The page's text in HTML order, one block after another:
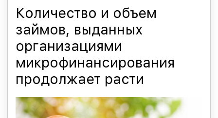
Количество и объем
займов, выданных
организациями
микрофинансирования
продолжает расти